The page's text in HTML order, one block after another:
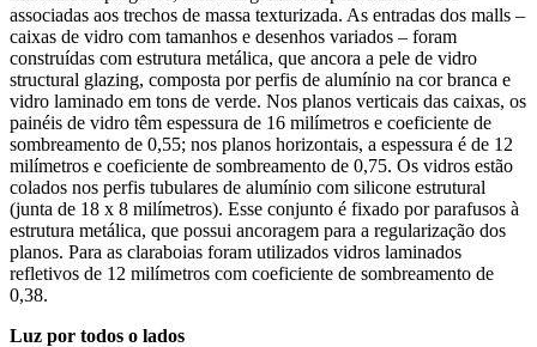
associadas aos trechos de massa texturizada. As entradas dos malls –
caixas de vidro com tamanhos e desenhos variados – foram
construídas com estrutura metálica, que ancora a pele de vidro
structural glazing, composta por perfis de alumínio na cor branca e
vidro laminado em tons de verde. Nos planos verticais das caixas, os
painéis de vidro têm espessura de 16 milímetros e coeficiente de
sombreamento de 0,55; nos planos horizontais, a espessura é de 12
milímetros e coeficiente de sombreamento de 0,75. Os vidros estão
colados nos perfis tubulares de alumínio com silicone estrutural
(junta de 18 x 8 milímetros). Esse conjunto é fixado por parafusos à
estrutura metálica, que possui ancoragem para a regularização dos
planos. Para as claraboias foram utilizados vidros laminados
refletivos de 12 milímetros com coeficiente de sombreamento de
0,38.
Luz por todos o lados